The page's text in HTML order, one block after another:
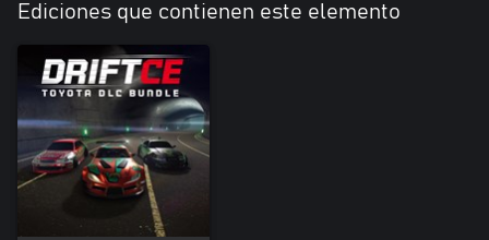
Ediciones que contienen este elemento